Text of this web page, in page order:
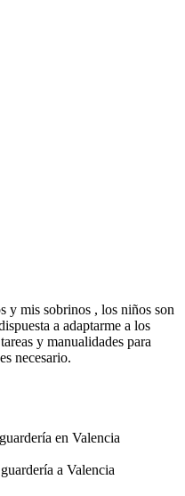
y mis sobrinos , los niños son
a adaptarme a los
y manualidades para
necesario.
en Valencia
a Valencia